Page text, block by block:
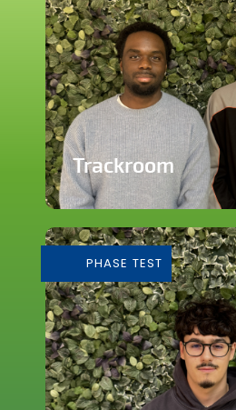
Trackroom
immersive
En savoir plus
PHASE TEST